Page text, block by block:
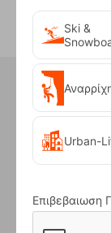
Ήξερες
έχουμε...
Ski &
Urban-
Επιβεβαιωση